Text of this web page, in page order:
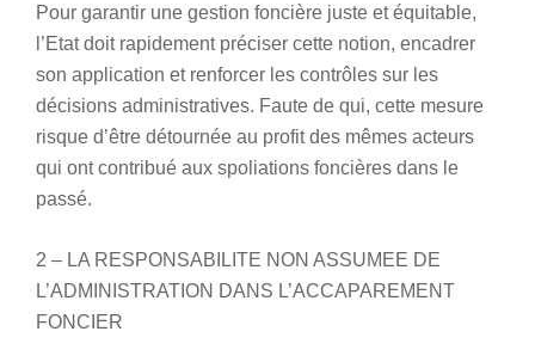
Pour garantir une gestion foncière juste et équitable,
l’Etat doit rapidement préciser cette notion, encadrer
son application et renforcer les contrôles sur les
décisions administratives. Faute de qui, cette mesure
risque d’être détournée au profit des mêmes acteurs
qui ont contribué aux spoliations foncières dans le
passé.
2 – LA RESPONSABILITE NON ASSUMEE DE
L’ADMINISTRATION DANS L’ACCAPAREMENT
FONCIER